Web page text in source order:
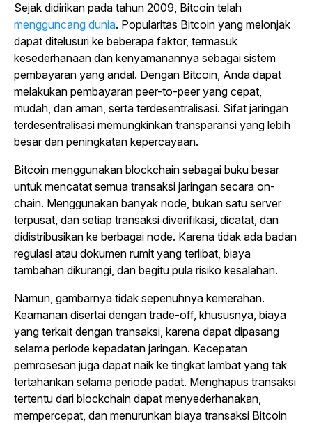
Sejak didirikan pada tahun 2009, Bitcoin telah
mengguncang dunia. Popularitas Bitcoin yang melonjak
dapat ditelusuri ke beberapa faktor, termasuk
kesederhanaan dan kenyamanannya sebagai sistem
pembayaran yang andal. Dengan Bitcoin, Anda dapat
melakukan pembayaran peer-to-peer yang cepat,
mudah, dan aman, serta terdesentralisasi. Sifat jaringan
terdesentralisasi memungkinkan transparansi yang lebih
besar dan peningkatan kepercayaan.
Bitcoin menggunakan blockchain sebagai buku besar
untuk mencatat semua transaksi jaringan secara on-
chain. Menggunakan banyak node, bukan satu server
terpusat, dan setiap transaksi diverifikasi, dicatat, dan
didistribusikan ke berbagai node. Karena tidak ada badan
regulasi atau dokumen rumit yang terlibat, biaya
tambahan dikurangi, dan begitu pula risiko kesalahan.
Namun, gambarnya tidak sepenuhnya kemerahan.
Keamanan disertai dengan trade-off, khususnya, biaya
yang terkait dengan transaksi, karena dapat dipasang
selama periode kepadatan jaringan. Kecepatan
pemrosesan juga dapat naik ke tingkat lambat yang tak
tertahankan selama periode padat. Menghapus transaksi
tertentu dari blockchain dapat menyederhanakan,
mempercepat, dan menurunkan biaya transaksi Bitcoin